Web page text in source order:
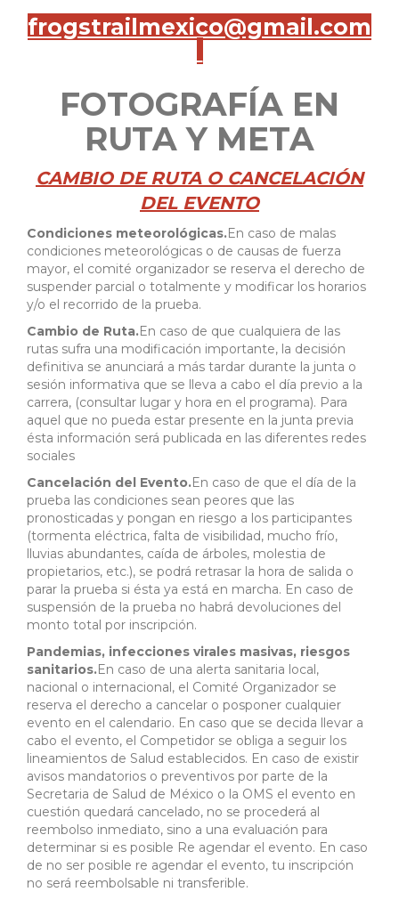
frogstrailmexico@gmail.com
FOTOGRAFÍA EN
RUTA Y META
CAMBIO DE RUTA O CANCELACIÓN
DEL EVENTO
Condiciones meteorológicas.En caso de malas
condiciones meteorológicas o de causas de fuerza
mayor, el comité organizador se reserva el derecho de
suspender parcial o totalmente y modificar los horarios
y/o el recorrido de la prueba.
Cambio de Ruta.En caso de que cualquiera de las
rutas sufra una modificación importante, la decisión
definitiva se anunciará a más tardar durante la junta o
sesión informativa que se lleva a cabo el día previo a la
carrera, (consultar lugar y hora en el programa). Para
aquel que no pueda estar presente en la junta previa
ésta información será publicada en las diferentes redes
sociales
Cancelación del Evento.En caso de que el día de la
prueba las condiciones sean peores que las
pronosticadas y pongan en riesgo a los participantes
(tormenta eléctrica, falta de visibilidad, mucho frío,
lluvias abundantes, caída de árboles, molestia de
propietarios, etc.), se podrá retrasar la hora de salida o
parar la prueba si ésta ya está en marcha. En caso de
suspensión de la prueba no habrá devoluciones del
monto total por inscripción.
Pandemias, infecciones virales masivas, riesgos
sanitarios.En caso de una alerta sanitaria local,
nacional o internacional, el Comité Organizador se
reserva el derecho a cancelar o posponer cualquier
evento en el calendario. En caso que se decida llevar a
cabo el evento, el Competidor se obliga a seguir los
lineamientos de Salud establecidos. En caso de existir
avisos mandatorios o preventivos por parte de la
Secretaria de Salud de México o la OMS el evento en
cuestión quedará cancelado, no se procederá al
reembolso inmediato, sino a una evaluación para
determinar si es posible Re agendar el evento. En caso
de no ser posible re agendar el evento, tu inscripción
no será reembolsable ni transferible.